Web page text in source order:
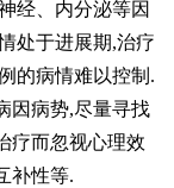
经、内分泌等因
处于进展期,治疗
的病情难以控制.
因病势,尽量寻找
疗而忽视心理效
补性等.